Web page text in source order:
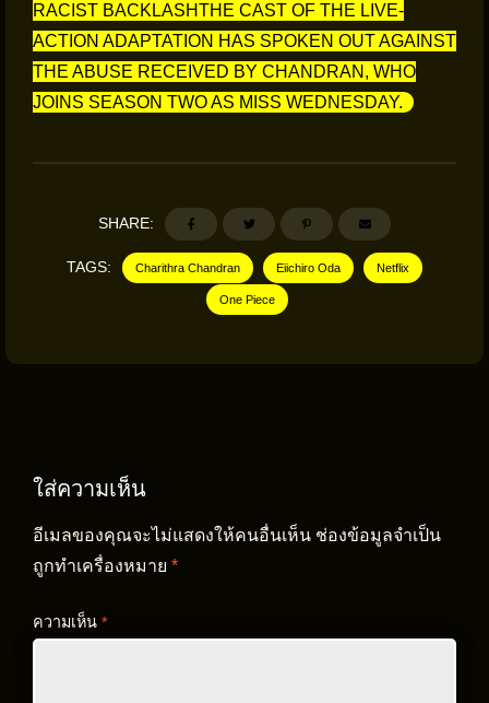
RACIST BACKLASHTHE CAST OF THE LIVE-
ACTION ADAPTATION HAS SPOKEN OUT AGAINST
THE ABUSE RECEIVED BY CHANDRAN, WHO
JOINS SEASON TWO AS MISS WEDNESDAY.
SHARE:
TAGS: Charithra Chandran Eiichiro Oda Netflix
One Piece
ใส่ความเห็น
อีเมลของคุณจะไม่แสดงให้คนอื่นเห็น ช่องข้อมูลจำเป็น
ถูกทำเครื่องหมาย *
ความเห็น *